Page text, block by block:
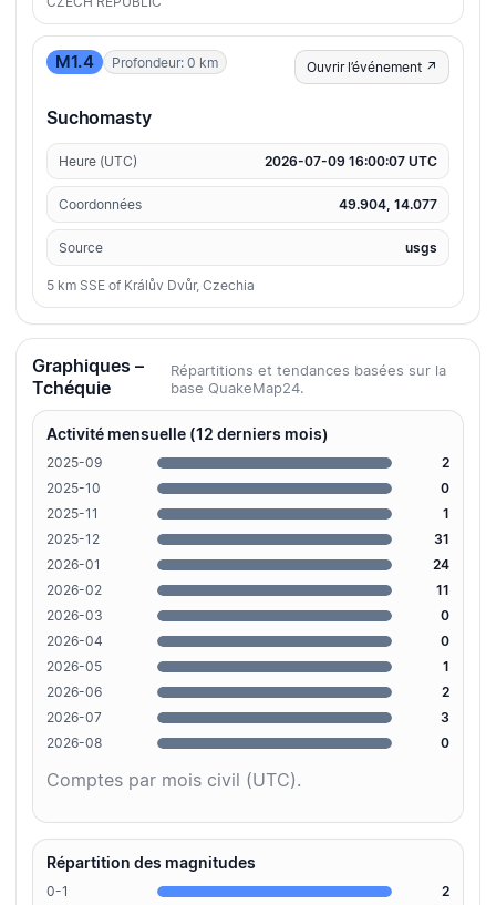
M1.4 Profondeur: 0 km Ouvrir l’événement ↗
Suchomasty
Heure (UTC) 2026-07-09 16:00:07 UTC
Coordonnées 49.904, 14.077
Source usgs
5 km SSE of Králův Dvůr, Czechia
Graphiques –
Tchéquie
Répartitions et tendances basées sur la
base QuakeMap24.
Activité mensuelle (12 derniers mois)
2025-09
2
2025-10
0
2025-11
1
2025-12
31
2026-01
24
2026-02
11
2026-03
0
2026-04
0
2026-05
1
2026-06
2
2026-07
3
2026-08
0
Comptes par mois civil (UTC).
Répartition des magnitudes
0-1
2